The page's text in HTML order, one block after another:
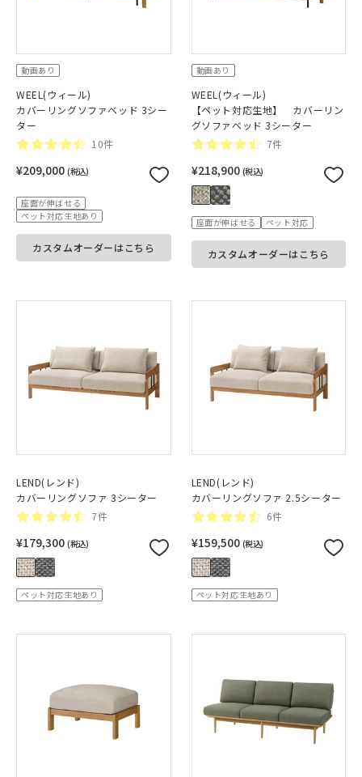
動画あり
WEEL(ウィール)
カバーリングソファベッド 3シー
ター
10件
¥209,000 (税込)
座面が伸ばせる
ペット対応生地あり
カスタムオーダーはこちら
動画あり
WEEL(ウィール)
【ペット対応生地】 カバーリン
グソファベッド 3シーター
7件
¥218,900 (税込)
座面が伸ばせる ペット対応
カスタムオーダーはこちら
LEND(レンド)
カバーリングソファ 3シーター
7件
¥179,300 (税込)
ペット対応生地あり
LEND(レンド)
カバーリングソファ 2.5シーター
6件
¥159,500 (税込)
ペット対応生地あり